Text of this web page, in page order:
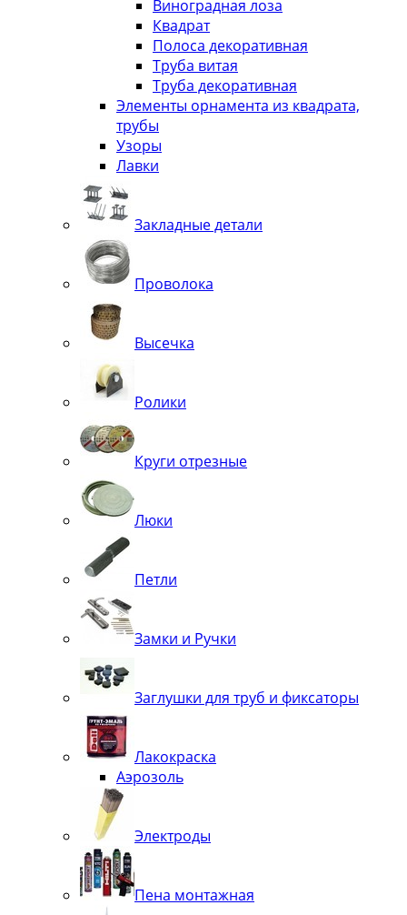
Виноградная лоза
Квадрат
Полоса декоративная
Труба витая
Труба декоративная
Элементы орнамента из квадрата,
трубы
Узоры
Лавки
Закладные детали
Проволока
Высечка
Ролики
Круги отрезные
Люки
Петли
Замки и Ручки
Заглушки для труб и фиксаторы
Лакокраска
Аэрозоль
Электроды
Пена монтажная